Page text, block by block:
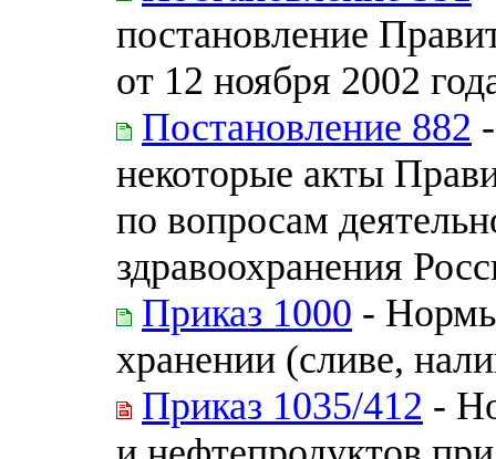
постановление
от 12 ноября 2002
Постановление 882
некоторые акты
по вопросам
здравоохранения
Приказ 1000 -
хранении (сливе,
Приказ 1035/412 -